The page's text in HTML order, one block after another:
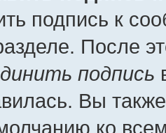
подпись к
После
подпись
Вы
ко